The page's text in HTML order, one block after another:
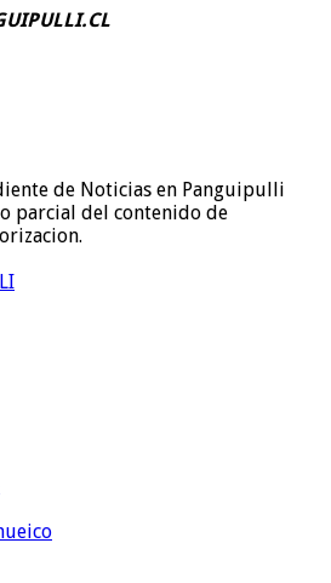
de Noticias en Panguipulli
parcial del contenido de